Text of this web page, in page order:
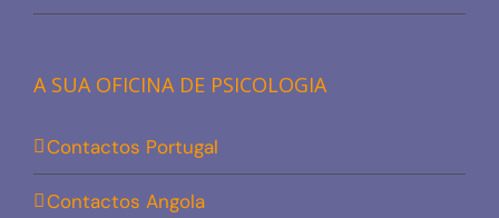
A SUA OFICINA DE PSICOLOGIA
Contactos Portugal
Contactos Angola